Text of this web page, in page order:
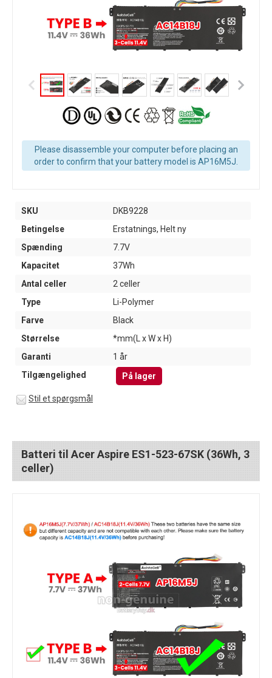
Please disassemble your computer before placing an
order to confirm that your battery model is AP16M5J.
SKU
DKB9228
Betingelse
Erstatnings, Helt ny
Spænding
7.7V
Kapacitet
37Wh
Antal celler
2 celler
Type
Li-Polymer
Farve
Black
Størrelse
*mm(L x W x H)
Garanti
1 år
Tilgængelighed
På lager
Stil et spørgsmål
Batteri til Acer Aspire ES1-523-67SK (36Wh, 3
celler)